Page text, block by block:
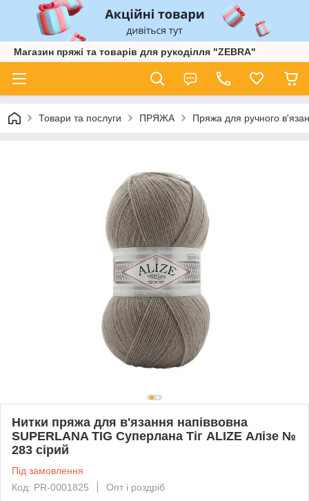
Магазин пряжі та товарів для рукоділля "ZEBRA"
Товари та послуги ПРЯЖА Пряжа для ручного
Нитки пряжа для в'язання напіввовна
SUPERLANA TIG Суперлана Тіг ALIZE Алізе №
283 сірий
Під замовлення
Код: PR-0001825
Опт і роздріб